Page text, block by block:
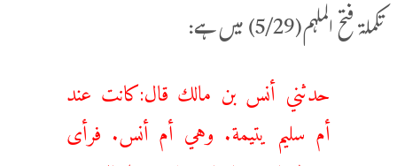
تکملۃ فتح الملہم(5/29) میں ہے:
حدثني أنس بن مالك قال:كانت عند
أم سليم يتيمة. وهي أم أنس. فرأى